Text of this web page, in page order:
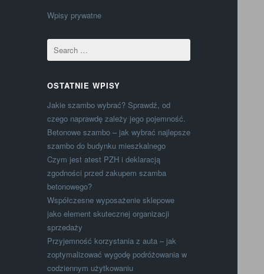
Wpisy prywatne
OSTATNIE WPISY
Jakie szambo wybrać? Sprawdź, od
czego naprawdę zależy jego pojemność.
Betonowe szambo – jak wybrać najlepsze
szambo do budynku mieszkalnego
Czym jest atest PZH i deklaracją
zgodności przed zakupem szamba
betonowego?
Współczesne wyposażenie sklepowe
jako element skutecznej organizacji
sprzedaży
Przyjemność korzystania z auta – jak
zoptymalizować wygodę podróżowania w
codziennym użytkowaniu